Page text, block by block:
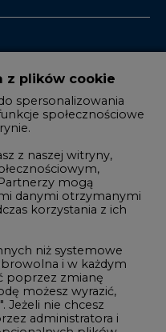
Informacji o Rynku Energii
REKLAMA@CIRE.PL
z plików cookie
spersonalizowania
społecznościowe
z naszej witryny,
mogą
danymi otrzymanymi
korzystania z ich
niż systemowe
i w każdym
poprzez zmianę
możesz wyrazić,
Jeżeli nie chcesz
administratora i